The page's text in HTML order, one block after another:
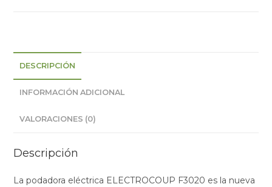
DESCRIPCIÓN
INFORMACIÓN ADICIONAL
VALORACIONES (0)
Descripción
La podadora eléctrica ELECTROCOUP F3020 es la nueva